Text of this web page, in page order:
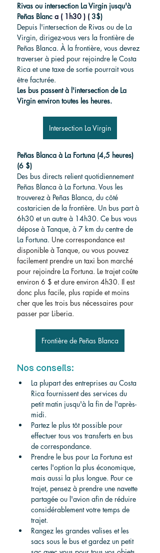
Rivas ou intersection La Virgin jusqu'à
Peñas Blanc a ( 1h30 ) ( 3$)
Depuis l'intersection de Rivas ou de La
Virgin, dirigez-vous vers la frontière de
Peñas Blanca. À la frontière, vous devrez
traverser à pied pour rejoindre le Costa
Rica et une taxe de sortie pourrait vous
être facturée.
Les bus passent à l'intersection de La
Virgin environ toutes les heures.
Intersection La Virgin
Peñas Blanca à La Fortuna (4,5 heures)
(6 $)
Des bus directs relient quotidiennement
Peñas Blanca à La Fortuna. Vous les
trouverez à Peñas Blanca, du côté
costaricien de la frontière. Un bus part à
6h30 et un autre à 14h30. Ce bus vous
dépose à Tanque, à 7 km du centre de
La Fortuna. Une correspondance est
disponible à Tanque, ou vous pouvez
facilement prendre un taxi bon marché
pour rejoindre La Fortuna. Le trajet coûte
environ 6 $ et dure environ 4h30. Il est
donc plus facile, plus rapide et moins
cher que les trois bus nécessaires pour
passer par Liberia.
Frontière de Peñas Blanca
Nos conseils:
La plupart des entreprises au Costa
Rica fournissent des services du
petit matin jusqu'à la fin de l'après-
midi.
Partez le plus tôt possible pour
effectuer tous vos transferts en bus
de correspondance.
Prendre le bus pour La Fortuna est
certes l'option la plus économique,
mais aussi la plus longue. Pour ce
trajet, pensez à prendre une navette
partagée ou l'avion afin de réduire
considérablement votre temps de
trajet.
Rangez les grandes valises et les
sacs sous le bus et gardez un petit